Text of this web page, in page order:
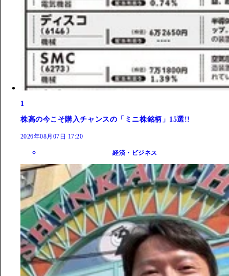
1
株高の今こそ購入チャンスの「ミニ株銘柄」15選!!
2026年08月07日 17:20
経済・ビジネス